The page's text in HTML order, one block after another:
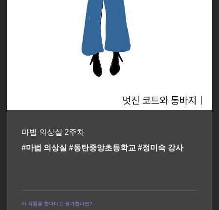
마법 의상실 2주차
#마법 의상실 #동탄중앙초등학교 #정미숙 강사
이 작품을 한마디로 평가한다면?